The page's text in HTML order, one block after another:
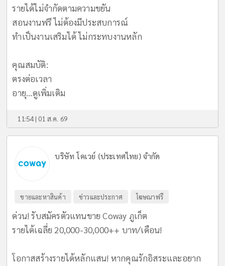
รายได้ไม่จำกัดตามความขยัน
สอนงานฟรี ไม่ต้องมีประสบการณ์
ทำเป็นงานเสริมได้ ไม่กระทบงานหลัก
​คุณสมบัติ:
ตรงต่อเวลา
อายุ...ดูเพิ่มเติม
11:54 | 01 ส.ค. 69
บริษัท โคเวย์ (ประเทศไทย) จำกัด
ขายและหาสินค้า ข่าวและประกาศ โฆษณาฟรี
ด่วน! รับสมัครตัวแทนขาย Coway ภูเก็ต
รายได้เฉลี่ย 20,000-30,000++ บาท/เดือน!
​โอกาสสร้างรายได้หลักแสน! หากคุณรักอิสระและอยาก